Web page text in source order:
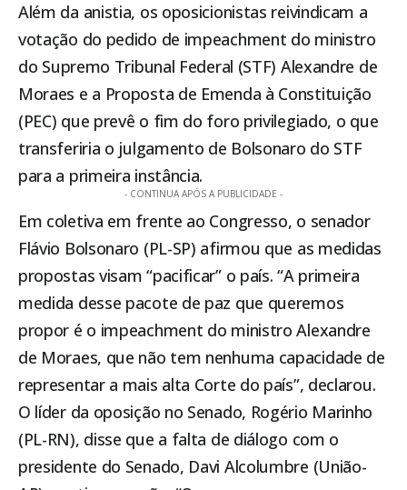
Além da anistia, os oposicionistas reivindicam a
votação do pedido de impeachment do ministro
do Supremo Tribunal Federal (STF) Alexandre de
Moraes e a Proposta de Emenda à Constituição
(PEC) que prevê o fim do foro privilegiado, o que
transferiria o julgamento de Bolsonaro do STF
para a primeira instância.
- CONTINUA APÓS A PUBLICIDADE -
Em coletiva em frente ao Congresso, o senador
Flávio Bolsonaro (PL-SP) afirmou que as medidas
propostas visam “pacificar” o país. “A primeira
medida desse pacote de paz que queremos
propor é o impeachment do ministro Alexandre
de Moraes, que não tem nenhuma capacidade de
representar a mais alta Corte do país”, declarou.
O líder da oposição no Senado, Rogério Marinho
(PL-RN), disse que a falta de diálogo com o
presidente do Senado, Davi Alcolumbre (União-